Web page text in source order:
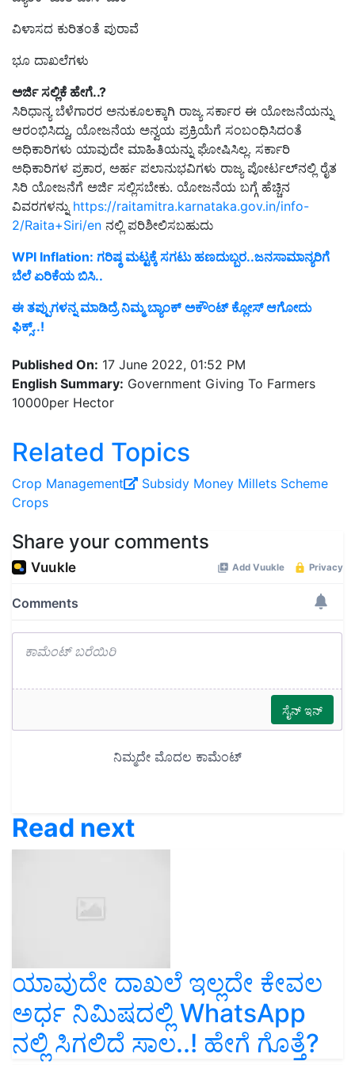
ವಿಳಾಸದ ಕುರಿತಂತೆ ಪುರಾವೆ
ಭೂ ದಾಖಲೆಗಳು
ಅರ್ಜಿಸಲ್ಲಿಕೆ ಹೇಗೆ..?
ಸಿರಿಧಾನ್ಯ ಬೆಳೆಗಾರರ ಅನುಕೂಲಕ್ಕಾಗಿ ರಾಜ್ಯ ಸರ್ಕಾರ ಈ ಯೋಜನೆಯನ್ನು
ಆರಂಭಿಸಿದ್ದು, ಯೋಜನೆಯ ಅನ್ವಯ ಪ್ರಕ್ರಿಯೆಗೆ ಸಂಬಂಧಿಸಿದಂತೆ
ಅಧಿಕಾರಿಗಳು ಯಾವುದೇ ಮಾಹಿತಿಯನ್ನು ಘೋಷಿಸಿಲ್ಲ. ಸರ್ಕಾರಿ
ಅಧಿಕಾರಿಗಳ ಪ್ರಕಾರ, ಅರ್ಹ ಪಲಾನುಭವಿಗಳು ರಾಜ್ಯ ಪೋರ್ಟಲ್‌ನಲ್ಲಿ ರೈತ
ಸಿರಿ ಯೋಜನೆಗೆ ಅರ್ಜಿ ಸಲ್ಲಿಸಬೇಕು. ಯೋಜನೆಯ ಬಗ್ಗೆ ಹೆಚ್ಚಿನ
ವಿವರಗಳನ್ನು https://raitamitra.karnataka.gov.in/info-
2/Raita+Siri/en ನಲ್ಲಿ ಪರಿಶೀಲಿಸಬಹುದು
WPI Inflation: ಗರಿಷ್ಠ ಮಟ್ಟಕ್ಕೆ ಸಗಟು ಹಣದುಬ್ಬರ..ಜನಸಾಮಾನ್ಯರಿಗೆ
ಬೆಲೆ ಏರಿಕೆಯ ಬಿಸಿ..
ಈ ತಪ್ಪುಗಳನ್ನ ಮಾಡಿದ್ರೆ ನಿಮ್ಮ ಬ್ಯಾಂಕ್ ಅಕೌಂಟ್ ಕ್ಲೋಸ್ ಆಗೋದು
ಫಿಕ್ಸ್..!
Published On: 17 June 2022, 01:52 PM
English Summary: Government Giving To Farmers
10000per Hector
Related Topics
Crop Management Subsidy Money Millets Scheme
Crops
Share your comments
Read next
ಯಾವುದೇ ದಾಖಲೆ ಇಲ್ಲದೇ ಕೇವಲ
ಅರ್ಧ ನಿಮಿಷದಲ್ಲಿ WhatsApp
ನಲ್ಲಿ ಸಿಗಲಿದೆ ಸಾಲ..! ಹೇಗೆ ಗೊತ್ತೆ?